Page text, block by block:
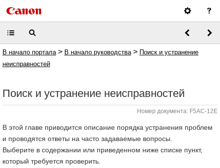
В начало портала > В начало руководства > Поиск и устранение
неисправностей
Поиск и устранение неисправностей
Номер документа: F5AC-12E
В этой главе приводится описание порядка устранения проблем
и проводятся ответы на часто задаваемые вопросы.
Выберите в содержании или приведенном ниже списке пункт,
который требуется проверить.